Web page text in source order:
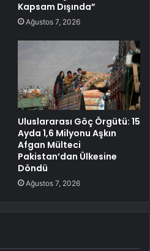
Kapsam Dışında”
Ağustos 7, 2026
Uluslararası Göç Örgütü: 15
Ayda 1,6 Milyonu Aşkın
Afgan Mülteci
Pakistan’dan Ülkesine
Döndü
Ağustos 7, 2026